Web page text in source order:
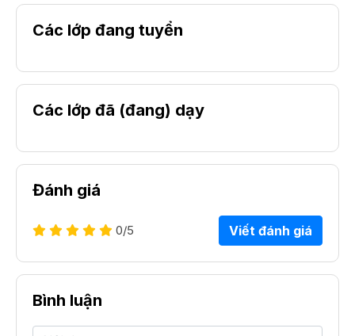
Các lớp đang tuyển
Các lớp đã (đang) dạy
Đánh giá
0/5 Viết đánh giá
Bình luận